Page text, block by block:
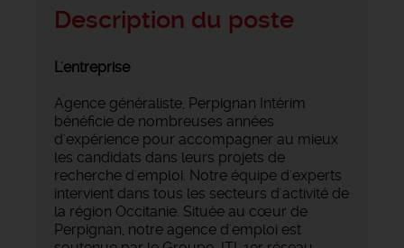
Description du poste
L'entreprise
Agence généraliste, Perpignan Intérim
bénéficie de nombreuses années
d'expérience pour accompagner au mieux
les candidats dans leurs projets de
recherche d'emploi. Notre équipe d'experts
intervient dans tous les secteurs d'activité de
la région Occitanie. Située au cœur de
Perpignan, notre agence d'emploi est